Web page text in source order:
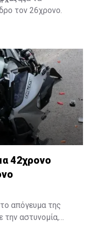
τον 26χρονο.
42χρονο
απόγευμα της
αστυνομία,